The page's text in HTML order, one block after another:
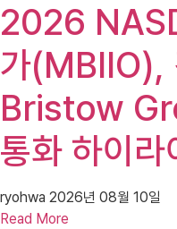
2026
가(MBIIO),
Bristow
통화 하이라
ryohwa 2026년 08월 10일
Read More